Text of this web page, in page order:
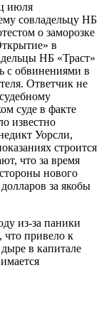
июля
совладельцу НБ
о заморозке
в
НБ «Траст»
с обвинениями в
Ответчик не
суде в факте
известно
Уорсли,
строится
что за время
нового
за якобы
из-за паники
привело к
в капитале